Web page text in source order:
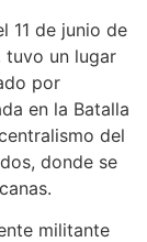
11 de junio de
tuvo un lugar
por
en la Batalla
del
donde se
militante